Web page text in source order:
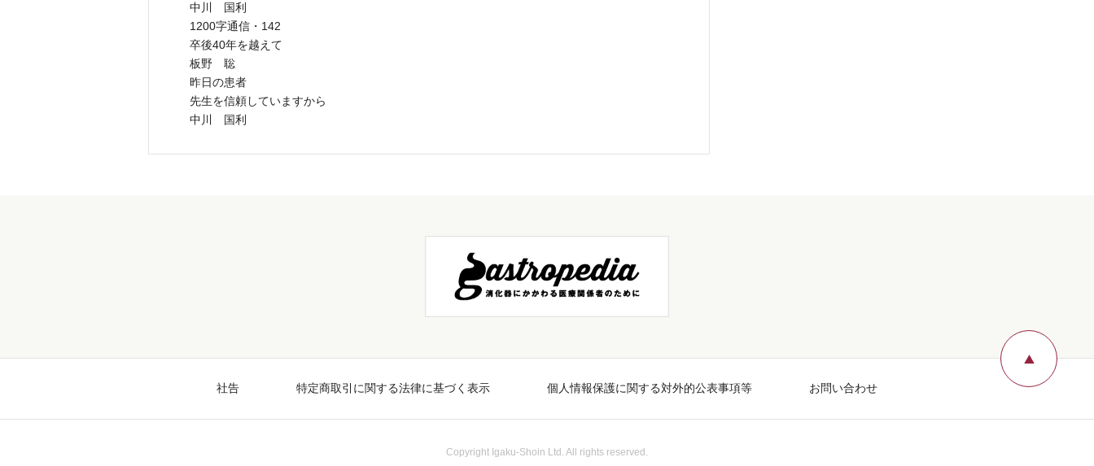
中川 国利
1200字通信・142
卒後40年を越えて
板野 聡
昨日の患者
先生を信頼していますから
中川 国利
社告 特定商取引に関する法律に基づく表示 個人情報保護に関する対外的公表事項等 お問い合わせ
Copyright Igaku-Shoin Ltd. All rights reserved.